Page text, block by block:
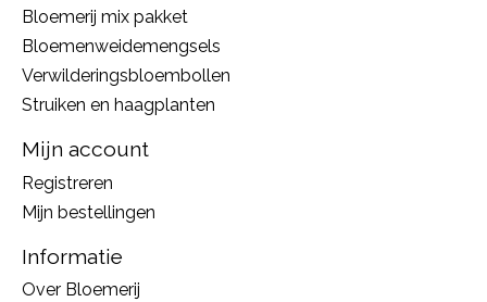
Bloemerij mix pakket
Bloemenweidemengsels
Verwilderingsbloembollen
Struiken en haagplanten
Mijn account
Registreren
Mijn bestellingen
Informatie
Over Bloemerij